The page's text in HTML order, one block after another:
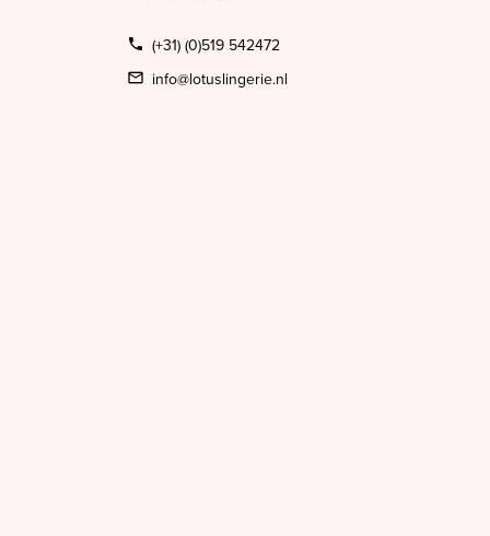
(+31) (0)519 542472
info@lotuslingerie.nl